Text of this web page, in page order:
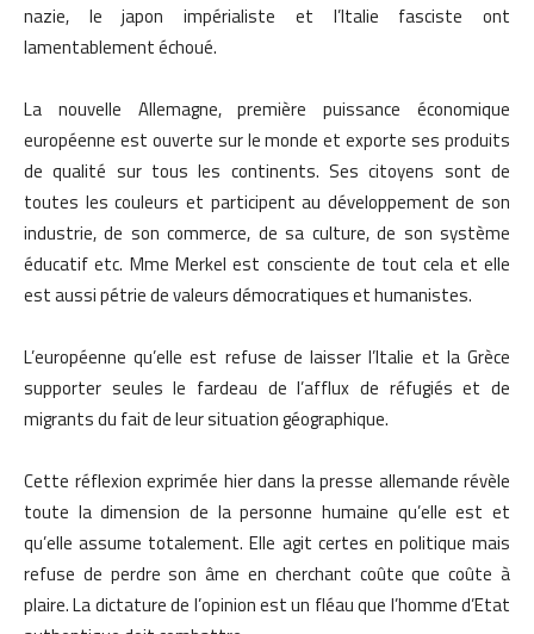
nazie, le japon impérialiste et l’Italie fasciste ont
lamentablement échoué.
La nouvelle Allemagne, première puissance économique
européenne est ouverte sur le monde et exporte ses produits
de qualité sur tous les continents. Ses citoyens sont de
toutes les couleurs et participent au développement de son
industrie, de son commerce, de sa culture, de son système
éducatif etc. Mme Merkel est consciente de tout cela et elle
est aussi pétrie de valeurs démocratiques et humanistes.
L’européenne qu’elle est refuse de laisser l’Italie et la Grèce
supporter seules le fardeau de l’afflux de réfugiés et de
migrants du fait de leur situation géographique.
Cette réflexion exprimée hier dans la presse allemande révèle
toute la dimension de la personne humaine qu’elle est et
qu’elle assume totalement. Elle agit certes en politique mais
refuse de perdre son âme en cherchant coûte que coûte à
plaire. La dictature de l’opinion est un fléau que l’homme d’Etat